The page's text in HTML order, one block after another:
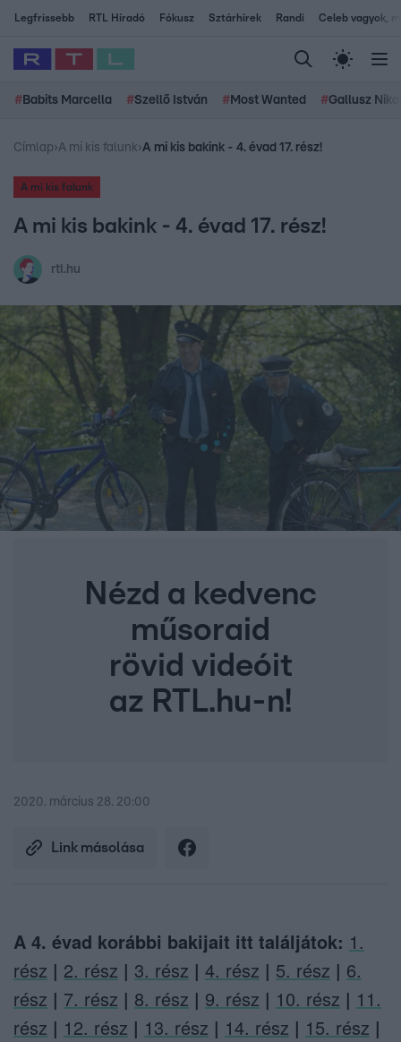
Legfrissebb RTL Híradó Fókusz Sztárhírek Randi Celeb vagyok,
# Babits Marcella #Szellő István # Most Wanted #Gallusz
Címlap›A mi kis falunk›A mi kis bakink - 4. évad 17. rész!
A mi kis falunk
A mi kis bakink - 4. évad 17. rész!
rtl.hu
Nézd a kedvenc
műsoraid
rövid videóit
az RTL.hu-n!
2020. március 28. 20:00
Link másolása
A 4. évad korábbi bakijait itt találjátok: 1.
rész | 2. rész | 3. rész | 4. rész | 5. rész | 6.
rész | 7. rész | 8. rész | 9. rész | 10. rész | 11.
rész | 12. rész | 13. rész | 14. rész | 15. rész |